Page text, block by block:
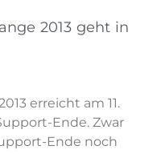
2013 geht in
erreicht am 11.
Ende. Zwar
Ende noch